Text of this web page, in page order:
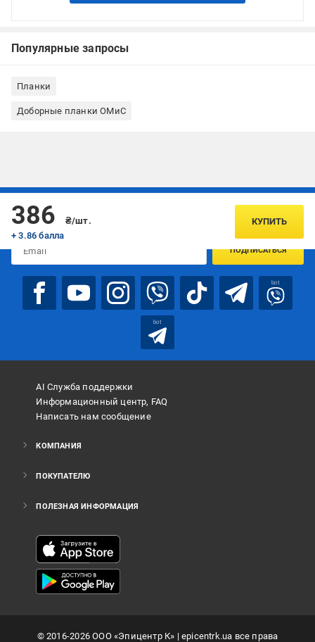
Популярные запросы
Планки
Доборные планки ОМиС
386
₴/шт.
+ 3.86 балла
КУПИТЬ
Подписывайтесь, чтобы узнавать первым об акцияx и
ПОДПИСАТЬСЯ
bot
bot
AI Служба поддержки
Информационный центр, FAQ
Написать нам сообщение
КОМПАНИЯ
ПОКУПАТЕЛЮ
ПОЛЕЗНАЯ ИНФОРМАЦИЯ
©2016-2026ООО «Эпицентр К» | epicentrk.ua все права